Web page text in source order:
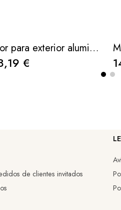
Mesa comedor para exterior aluminio blanco wind 150x87x68cm
€
de clientes invitados